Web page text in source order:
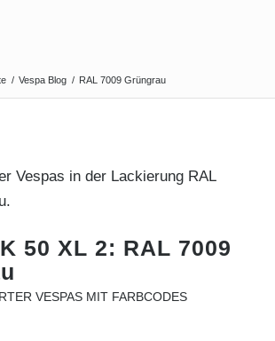
/ Vespa Blog / RAL 7009 Grüngrau
Vespas in der Lackierung RAL
50 XL 2: RAL 7009
VESPAS MIT FARBCODES